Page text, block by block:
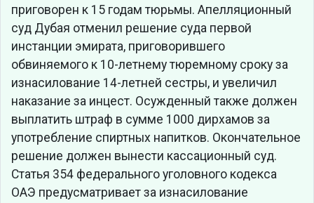
приговорен к 15 годам тюрьмы. Апелляционный
суд Дубая отменил решение суда первой
инстанции эмирата, приговорившего
обвиняемого к 10-летнему тюремному сроку за
изнасилование 14-летней сестры, и увеличил
наказание за инцест. Осужденный также должен
выплатить штраф в сумме 1000 дирхамов за
употребление спиртных напитков. Окончательное
решение должен вынести кассационный суд.
Статья 354 федерального уголовного кодекса
ОАЭ предусматривает за изнасилование